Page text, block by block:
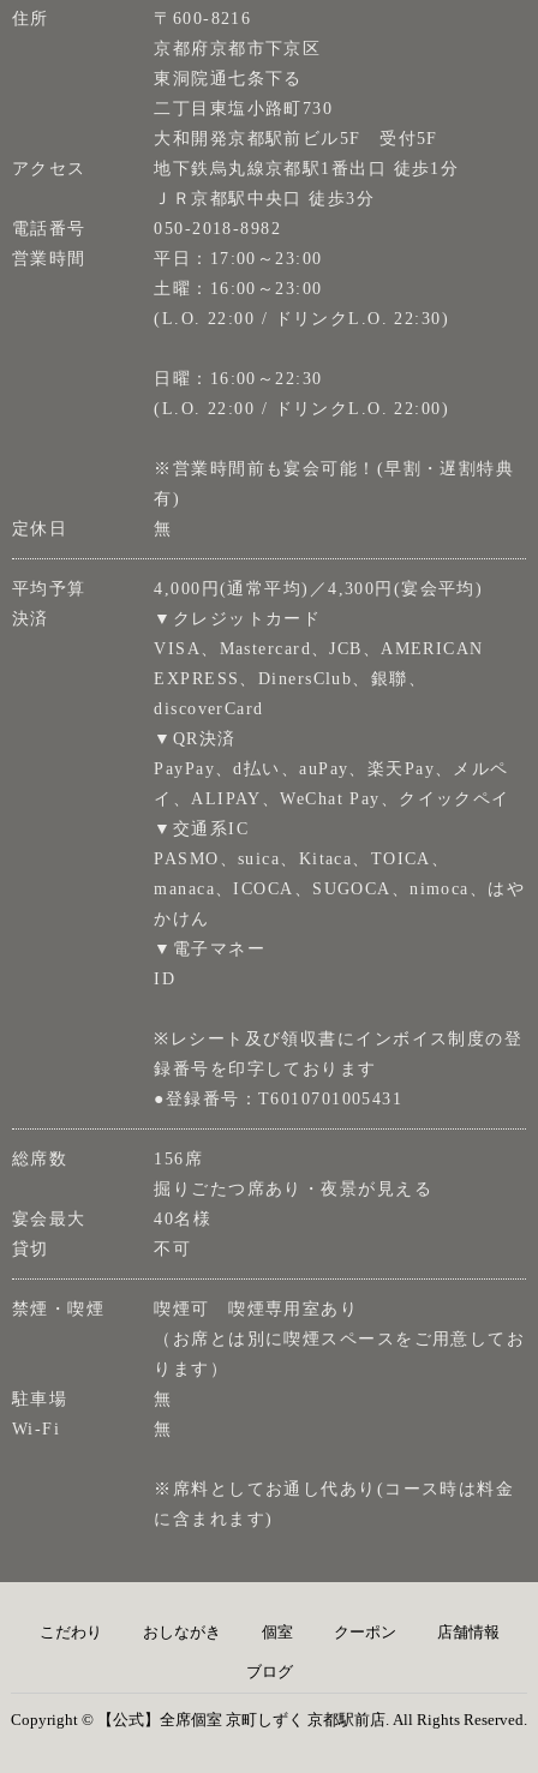
住所
〒600-8216
京都府京都市下京区
東洞院通七条下る
二丁目東塩小路町730
大和開発京都駅前ビル5F 受付5F
アクセス
地下鉄烏丸線京都駅1番出口 徒歩1分
ＪＲ京都駅中央口 徒歩3分
電話番号
050-2018-8982
営業時間
平日：17:00～23:00
土曜：16:00～23:00
(L.O. 22:00 / ドリンクL.O. 22:30)
日曜：16:00～22:30
(L.O. 22:00 / ドリンクL.O. 22:00)
※営業時間前も宴会可能！(早割・遅割特典
有)
定休日
無
平均予算
4,000円(通常平均)／4,300円(宴会平均)
決済
▼クレジットカード
VISA、Mastercard、JCB、AMERICAN
EXPRESS、DinersClub、銀聯、
discoverCard
▼QR決済
PayPay、d払い、auPay、楽天Pay、メルペ
イ、ALIPAY、WeChat Pay、クイックペイ
▼交通系IC
PASMO、suica、Kitaca、TOICA、
manaca、ICOCA、SUGOCA、nimoca、はや
かけん
▼電子マネー
ID
※レシート及び領収書にインボイス制度の登
録番号を印字しております
●登録番号：T6010701005431
総席数
156席
掘りごたつ席あり・夜景が見える
宴会最大
40名様
貸切
不可
禁煙・喫煙
喫煙可 喫煙専用室あり
（お席とは別に喫煙スペースをご用意してお
ります）
駐車場
無
Wi-Fi
無
※席料としてお通し代あり(コース時は料金
に含まれます)
こだわり おしながき 個室 クーポン 店舗情報
ブログ
Copyright © 【公式】全席個室 京町しずく 京都駅前店. All Rights Reserved.